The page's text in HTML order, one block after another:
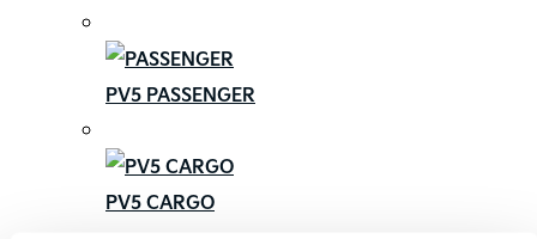
PV5 PASSENGER
PV5 CARGO